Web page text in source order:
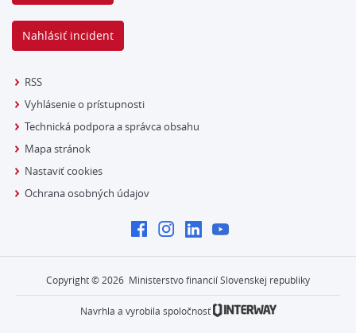
Nahlásiť incident
RSS
Vyhlásenie o prístupnosti
Technická podpora a správca obsahu
Mapa stránok
Nastaviť cookies
Ochrana osobných údajov
Copyright © 2026 Ministerstvo financií Slovenskej republiky
Navrhla a vyrobila spoločnosť